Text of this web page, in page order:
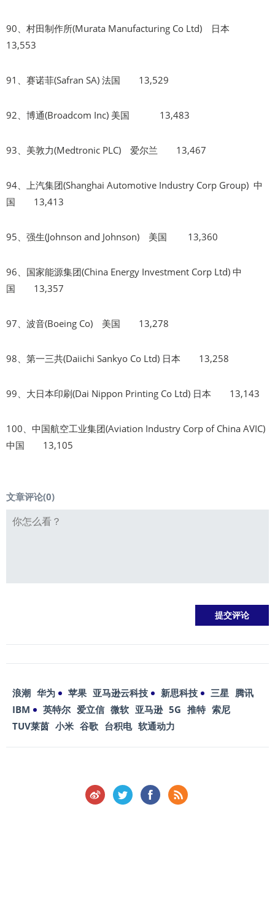
90、村田制作所(Murata Manufacturing Co Ltd) 日本
13,553
91、赛诺菲(Safran SA) 法国 13,529
92、博通(Broadcom Inc) 美国 13,483
93、美敦力(Medtronic PLC) 爱尔兰 13,467
94、上汽集团(Shanghai Automotive Industry Corp Group) 中
国 13,413
95、强生(Johnson and Johnson) 美国 13,360
96、国家能源集团(China Energy Investment Corp Ltd) 中
国 13,357
97、波音(Boeing Co) 美国 13,278
98、第一三共(Daiichi Sankyo Co Ltd) 日本 13,258
99、大日本印刷(Dai Nippon Printing Co Ltd) 日本 13,143
100、中国航空工业集团(Aviation Industry Corp of China AVIC)
中国 13,105
文章评论(0)
浪潮 华为 苹果 亚马逊云科技 新思科技 三星 腾讯
IBM
英特尔 爱立信 微软 亚马逊 5G 推特 索尼
TUV莱茵 小米 谷歌 台积电 软通动力